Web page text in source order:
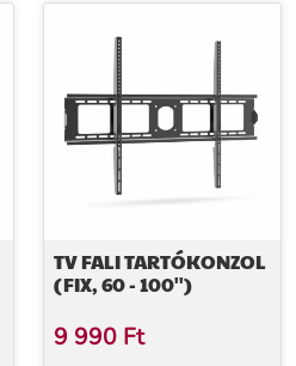
TV FALI TARTÓKONZOL
(FIX, 60 - 100'')
9 990 Ft